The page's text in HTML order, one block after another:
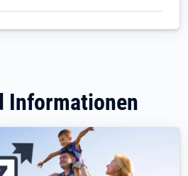
Informationen